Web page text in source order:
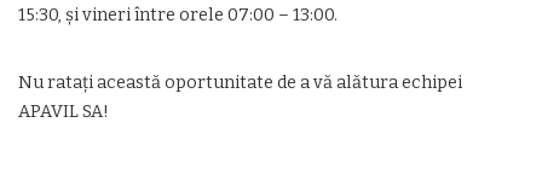
15:30, și vineri între orele 07:00 – 13:00.
Nu ratați această oportunitate de a vă alătura echipei
APAVIL SA!